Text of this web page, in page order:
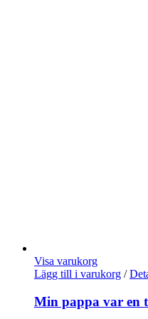
Visa varukorg
Lägg till i varukorg /
Min pappa var en